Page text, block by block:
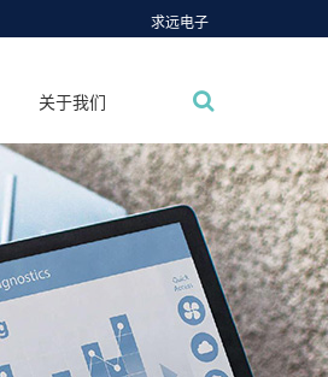
求远电子
关于我们